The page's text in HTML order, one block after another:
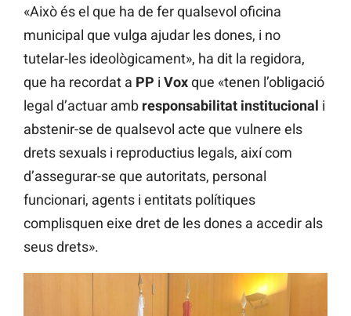
«Això és el que ha de fer qualsevol oficina
municipal que vulga ajudar les dones, i no
tutelar-les ideològicament», ha dit la regidora,
que ha recordat a PP i Voxque «tenen l’obligació
legal d’actuar amb responsabilitat institucional i
abstenir-se de qualsevol acte que vulnere els
drets sexuals i reproductius legals, així com
d’assegurar-se que autoritats, personal
funcionari, agents i entitats polítiques
complisquen eixe dret de les dones a accedir als
seus drets».